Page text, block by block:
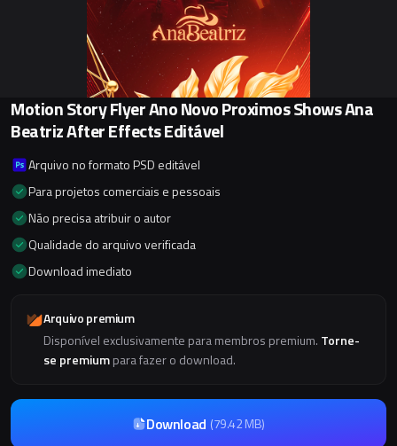
Motion Story Flyer Ano Novo Proximos Shows Ana
Beatriz After Effects Editável
Arquivo no formato PSD editável
Para projetos comerciais e pessoais
Não precisa atribuir o autor
Qualidade do arquivo verificada
Download imediato
Arquivo premium
Disponível exclusivamente para membros premium. Torne-
se premiumpara fazer o download.
Download (79.42 MB)